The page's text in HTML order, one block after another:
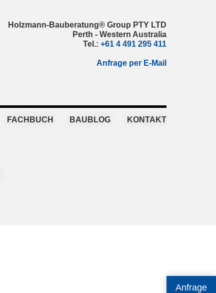
Anfrage
Holzmann-Bauberatung® Group PTY LTD
Perth - Western Australia
Tel.: +61 4 491 295 411
Anfrage per E-Mail
FACHBUCH BAUBLOG KONTAKT